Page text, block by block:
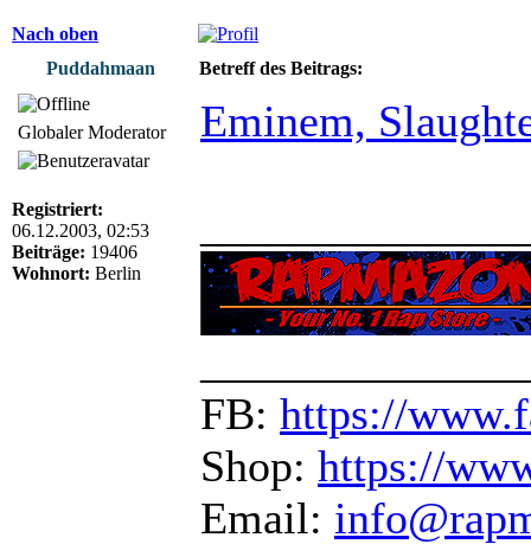
Nach oben
Puddahmaan
Betreff des Beitrags:
Globaler Moderator
Registriert:
06.12.2003, 02:53
Beiträge: 19406
Wohnort: Berlin
Eminem,
FB: https://
Shop: https://
Email: